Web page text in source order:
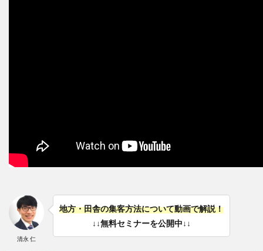
清永 仁
地方・田舎の集客方法について動画で解説！
↓↓無料セミナーを公開中↓↓